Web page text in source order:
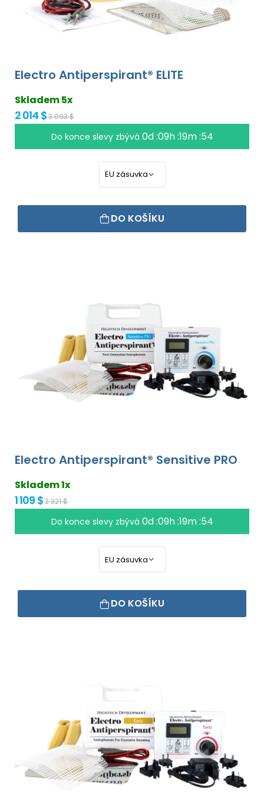
Electro Antiperspirant® ELITE
Skladem 5x
2 014 $3 093 $
Do konce slevy zbývá0d :09h :19m :53
DO KOŠÍKU
Electro Antiperspirant® Sensitive PRO
Skladem 1x
1 109 $2 321 $
Do konce slevy zbývá0d :09h :19m :53
DO KOŠÍKU